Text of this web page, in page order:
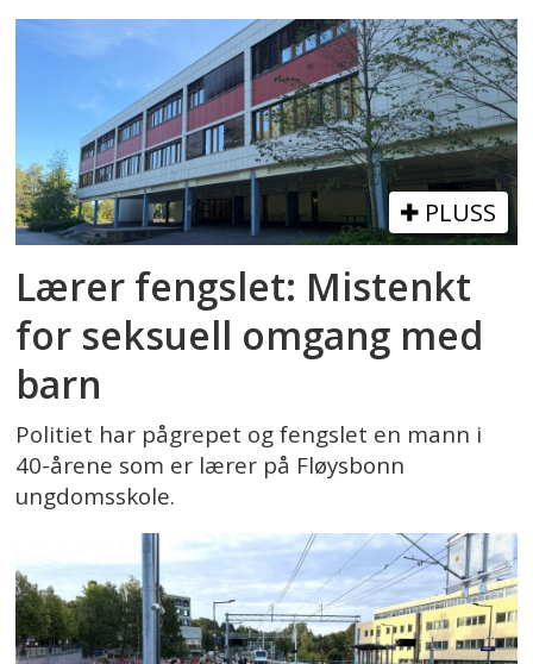
PLUSS
Lærer fengslet: Mistenkt
for seksuell omgang med
barn
Politiet har pågrepet og fengslet en mann i
40-årene som er lærer på Fløysbonn
ungdomsskole.